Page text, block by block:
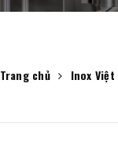
Trang chủ Inox Việt